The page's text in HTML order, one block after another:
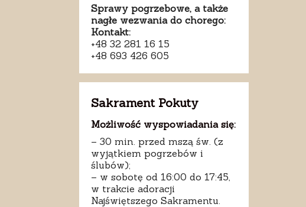
Sprawy pogrzebowe, a także
nagłe wezwania do chorego:
Kontakt:
+48 32 281 16 15
+48 693 426 605
Sakrament Pokuty
Możliwość wyspowiadania się:
– 30 min. przed mszą św. (z
wyjątkiem pogrzebów i
ślubów);
– w sobotę od 16:00 do 17:45,
w trakcie adoracji
Najświętszego Sakramentu.